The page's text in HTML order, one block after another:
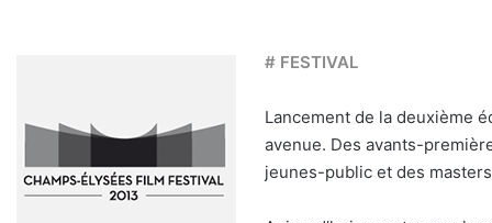
# FESTIVAL
Lancement de la deuxième
avenue. Des avants-
jeunes-public et des